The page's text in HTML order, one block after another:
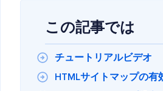
この記事では
チュートリアルビデオ
HTMLサイトマップの有